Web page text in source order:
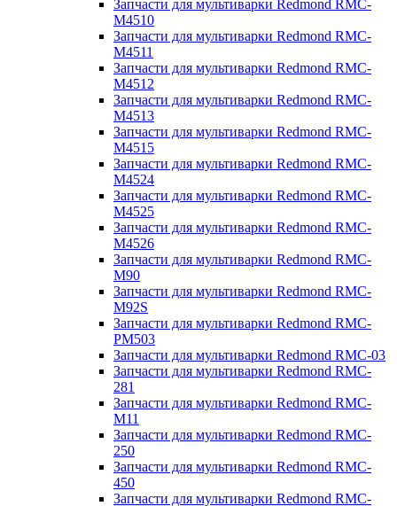
Запчасти для мультиварки Redmond RMC-
M4510
Запчасти для мультиварки Redmond RMC-
M4511
Запчасти для мультиварки Redmond RMC-
M4512
Запчасти для мультиварки Redmond RMC-
M4513
Запчасти для мультиварки Redmond RMC-
M4515
Запчасти для мультиварки Redmond RMC-
M4524
Запчасти для мультиварки Redmond RMC-
M4525
Запчасти для мультиварки Redmond RMC-
M4526
Запчасти для мультиварки Redmond RMC-
M90
Запчасти для мультиварки Redmond RMC-
M92S
Запчасти для мультиварки Redmond RMC-
PM503
Запчасти для мультиварки Redmond RMC-03
Запчасти для мультиварки Redmond RMC-
281
Запчасти для мультиварки Redmond RMC-
M11
Запчасти для мультиварки Redmond RMC-
250
Запчасти для мультиварки Redmond RMC-
450
Запчасти для мультиварки Redmond RMC-